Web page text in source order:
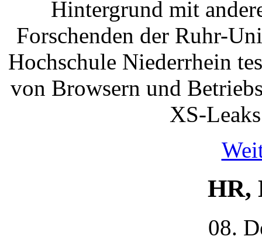
Hintergrund mit
Forschenden der Ruhr-
Hochschule Niederrhein
von Browsern und
XS-
HR,
08.